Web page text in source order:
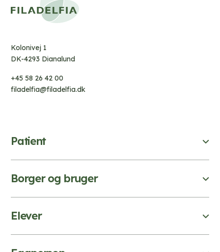
Kolonivej 1
DK-4293 Dianalund
+45 58 26 42 00
filadelfia@filadelfia.dk
Patient
Borger og bruger
Elever